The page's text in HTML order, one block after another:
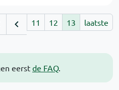
eerst de FAQ.
11 12 13 laatste